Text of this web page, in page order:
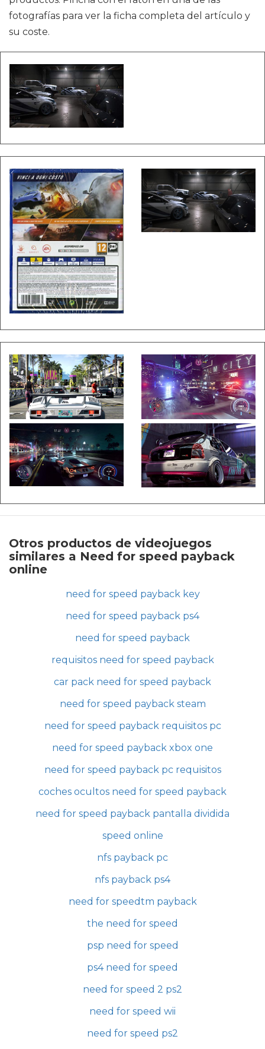
fotografías para ver la ficha completa del artículo y
su coste.
Otros productos de videojuegos
similares a Need for speed payback
online
need for speed payback key
need for speed payback ps4
need for speed payback
requisitos need for speed payback
car pack need for speed payback
need for speed payback steam
need for speed payback requisitos pc
need for speed payback xbox one
need for speed payback pc requisitos
coches ocultos need for speed payback
need for speed payback pantalla dividida
speed online
nfs payback pc
nfs payback ps4
need for speedtm payback
the need for speed
psp need for speed
ps4 need for speed
need for speed 2 ps2
need for speed wii
need for speed ps2